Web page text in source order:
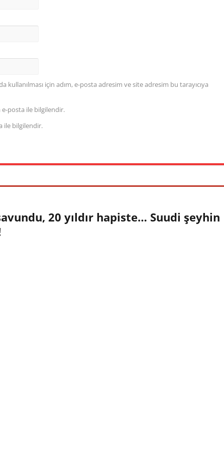
kullanılması için adım, e-posta adresim ve site adresim bu tarayıcıya
posta ile bilgilendir.
ile bilgilendir.
20 yıldır hapiste… Suudi şeyhin